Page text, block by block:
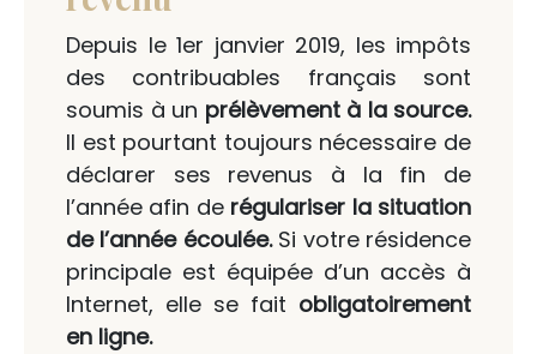
Depuis le 1er janvier 2019, les impôts
des contribuables français sont
soumis à un prélèvement à la source.
Il est pourtant toujours nécessaire de
déclarer ses revenus à la fin de
l’année afin de régulariser la situation
de l’année écoulée.Si votre résidence
principale est équipée d’un accès à
Internet, elle se fait obligatoirement
en ligne.